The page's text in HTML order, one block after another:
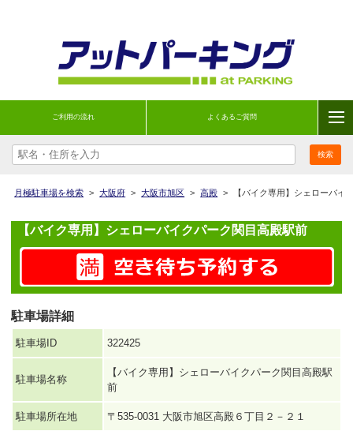
ご利用の流れ よくあるご質問
月極駐車場を検索 > 大阪府 > 大阪市旭区 > 高殿 > 【バイク専用】シェローバイ
【バイク専用】シェローバイクパーク関目高殿駅前
駐車場詳細
駐車場ID 322425
駐車場名称
【バイク専用】シェローバイクパーク関目高殿駅
前
駐車場所在地 〒535-0031 大阪市旭区高殿６丁目２－２１